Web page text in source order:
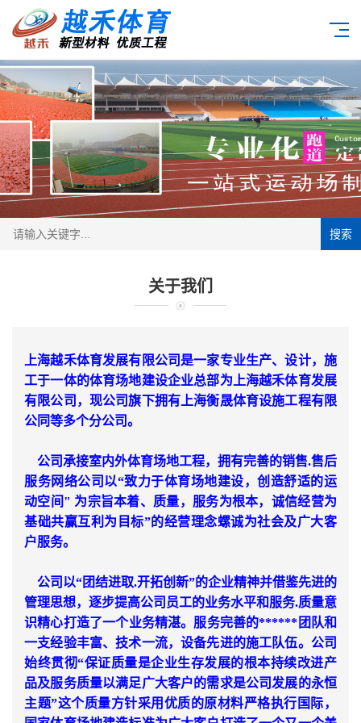
搜索
关于我们
上海越禾体育发展有限公司是一家专业生产、设计，施
工于一体的体育场地建设企业总部为上海越禾体育发展
有限公司，现公司旗下拥有上海衡晟体育设施工程有限
公同等多个分公司。
公司承接室内外体育场地工程，拥有完善的销售.售后
服务网络公司以“致力于体育场地建设，创造舒适的运
动空间" 为宗旨本着、质量，服务为根本，诚信经营为
基础共赢互利为目标”的经营理念螺诚为社会及广大客
户服务。
公司以“团结进取.开拓创新”的企业精神并借鉴先进的
管理思想，逐步提高公司员工的业务水平和服务.质量意
识精心打造了一个业务精湛。服务完善的******团队和
一支经验丰富、技术一流，设备先进的施工队伍。公司
始终贯彻“保证质量是企业生存发展的根本持续改进产
品及服务质量以满足广大客户的需求是公司发展的永恒
主题”这个质量方针采用优质的原材料严格执行国际，